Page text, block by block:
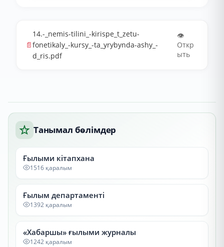
📄
14.-_nemis-tilini_-kirispe_t_zetu-
fonetikaly_-kursy_-ta_yrybynda-ashy_-
d_ris.pdf
👁️
Откр
ыть
Танымал бөлімдер
Ғылыми кітапхана
1516 қаралым
Ғылым департаменті
1392 қаралым
«Хабаршы» ғылыми журналы
1242 қаралым